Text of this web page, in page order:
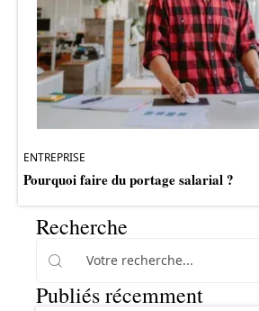
ENTREPRISE
Pourquoi faire du portage salarial ?
Recherche
Publiés récemment